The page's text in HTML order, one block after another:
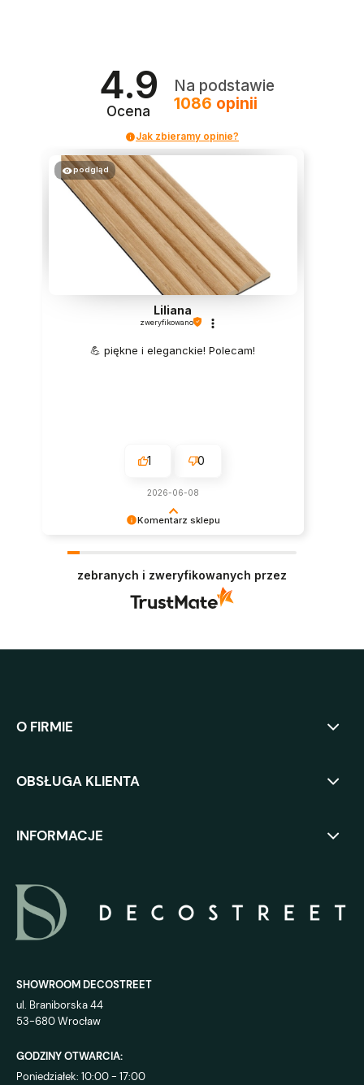
4.9
Ocena
Na podstawie
1086 opinii
Jak zbieramy opinie?
Komentarz sklepu
podgląd
Liliana
zweryfikowano
💪 piękne i eleganckie! Polecam!
1 0
2026-06-08
zebranych i zweryfikowanych przez
O FIRMIE
OBSŁUGA KLIENTA
INFORMACJE
SHOWROOM DECOSTREET
ul. Braniborska 44
53-680 Wrocław
GODZINY OTWARCIA:
Poniedziałek: 10:00 - 17:00